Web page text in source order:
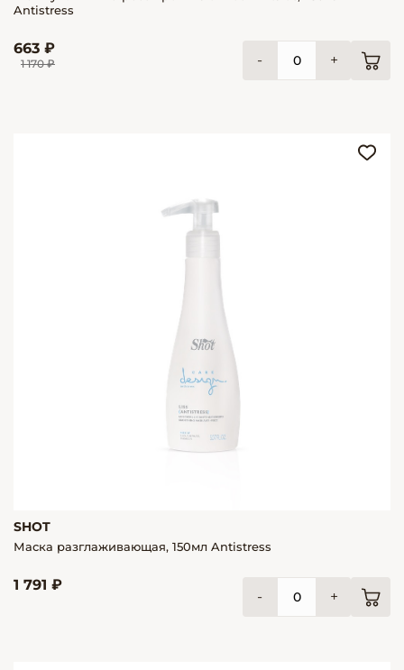
Antistress
663 ₽
1 170 ₽ - +
SHOT
Маска разглаживающая, 150мл Antistress
1 791 ₽
- +